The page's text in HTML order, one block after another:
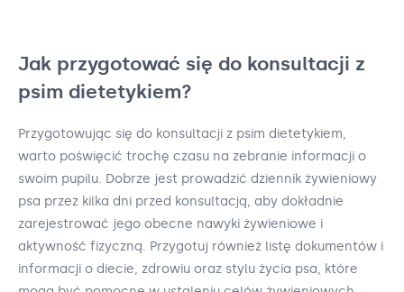
Jak przygotować się do konsultacji z
psim dietetykiem?
Przygotowując się do konsultacji z psim dietetykiem,
warto poświęcić trochę czasu na zebranie informacji o
swoim pupilu. Dobrze jest prowadzić dziennik żywieniowy
psa przez kilka dni przed konsultacją, aby dokładnie
zarejestrować jego obecne nawyki żywieniowe i
aktywność fizyczną. Przygotuj również listę dokumentów i
informacji o diecie, zdrowiu oraz stylu życia psa, które